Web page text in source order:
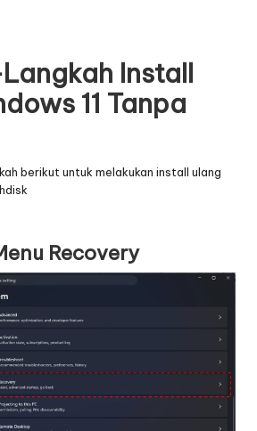
Install
11 Tanpa
berikut untuk melakukan install ulang
Recovery